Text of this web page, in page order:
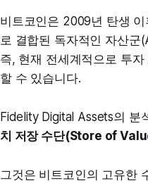
비트코인은 2009년 탄생
로 결합된 독자적인 자산군
즉, 현재 전세계적으로 투
할 수 있습니다.
Fidelity Digital Assets의 분
치 저장 수단(Store of
그것은 비트코인의 고유한